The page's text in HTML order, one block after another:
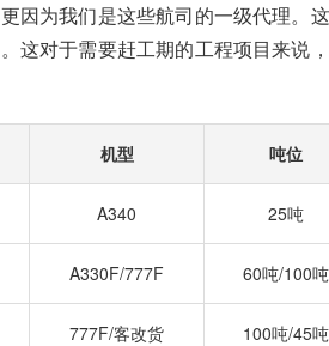
因为我们是这些航司的一级代理。
这对于需要赶工期的工程项目来说
机型 吨位
A340 25吨
A330F/777F 60吨/100吨
777F/客改货 100吨/45吨